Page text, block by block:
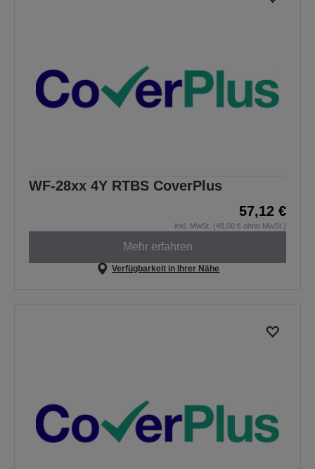
WF-28xx 4Y RTBS CoverPlus
57,12 €
inkl. MwSt. (48,00 € ohne MwSt.)
Mehr erfahren
Verfügbarkeit in Ihrer Nähe